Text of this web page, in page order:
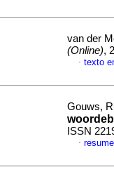
van der
(Online),
· texto
Gouws,
ISSN
·